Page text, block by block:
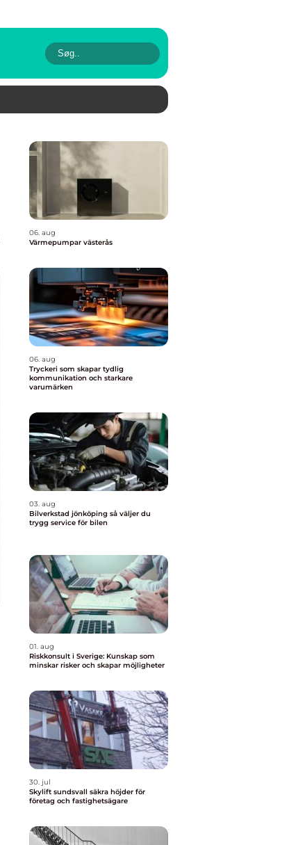
06. aug
Värmepumpar västerås
06. aug
Tryckeri som skapar tydlig
kommunikation och starkare
varumärken
03. aug
Bilverkstad jönköping så väljer du
trygg service för bilen
01. aug
Riskkonsult i Sverige: Kunskap som
minskar risker och skapar möjligheter
30. jul
Skylift sundsvall säkra höjder för
företag och fastighetsägare